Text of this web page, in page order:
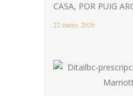
CASA, POR PUIG
22 enero, 2026